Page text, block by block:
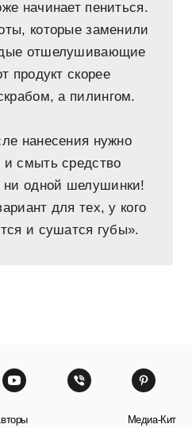
начинает пениться.
которые заменили
отшелушивающие
продукт скорее
а пилингом.
нанесения нужно
и смыть средство
ни одной шелушинки!
для тех, у кого
и сушатся губы».
Медиа-Кит